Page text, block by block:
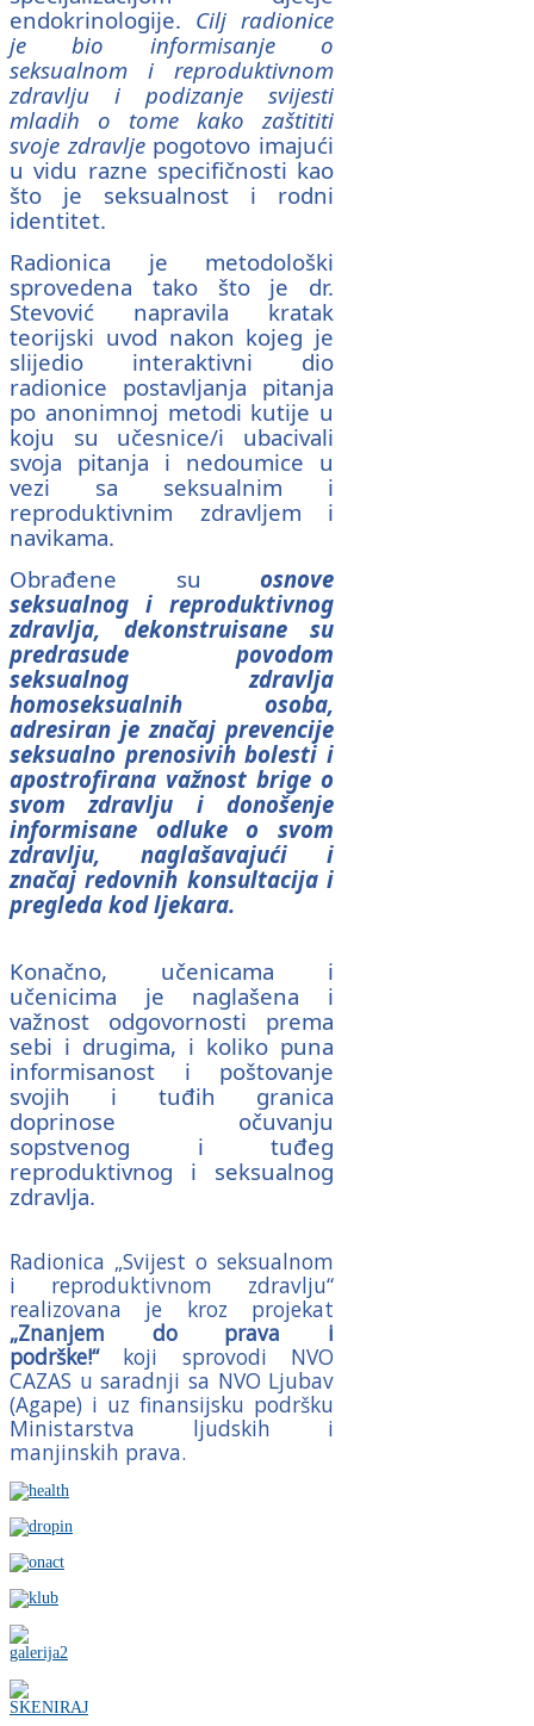
endokrinologije. Cilj radionice
je bio informisanje o
seksualnom i reproduktivnom
zdravlju i podizanje svijesti
mladih o tome kako zaštititi
svoje zdravlje pogotovo imajući
u vidu razne specifičnosti kao
što je seksualnost i rodni
identitet.
Radionica je metodološki
sprovedena tako što je dr.
Stevović napravila kratak
teorijski uvod nakon kojeg je
slijedio interaktivni dio
radionice postavljanja pitanja
po anonimnoj metodi kutije u
koju su učesnice/i ubacivali
svoja pitanja i nedoumice u
vezi sa seksualnim i
reproduktivnim zdravljem i
navikama.
Obrađene suosnove
seksualnog i reproduktivnog
zdravlja, dekonstruisane su
predrasude povodom
seksualnog zdravlja
homoseksualnih osoba,
adresiran je značaj prevencije
seksualno prenosivih bolesti i
apostrofirana važnost brige o
svom zdravlju i donošenje
informisane odluke o svom
zdravlju, naglašavajući i
značaj redovnih konsultacija i
pregleda kod ljekara.
Konačno, učenicama i
učenicima je naglašena i
važnost odgovornosti prema
sebi i drugima, i koliko puna
informisanost i poštovanje
svojih i tuđih granica
doprinose očuvanju
sopstvenog i tuđeg
reproduktivnog i seksualnog
zdravlja.
Radionica „Svijest o seksualnom
i reproduktivnom zdravlju“
realizovana je kroz projekat
„Znanjem do prava i
podrške!“koji sprovodi NVO
CAZAS u saradnji sa NVO Ljubav
(Agape) i uz finansijsku podršku
Ministarstva ljudskih i
manjinskih prava.